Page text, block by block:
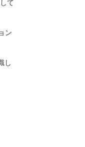
て
ン
し